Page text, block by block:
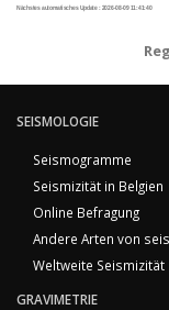
Nächstes automatisches Update : 2026-08-09 11:41:40
SEISMOLOGIE
Seismogramme
Seismizität in Belgien
Online Befragung
Andere Arten von
Weltweite Seismizität
GRAVIMETRIE